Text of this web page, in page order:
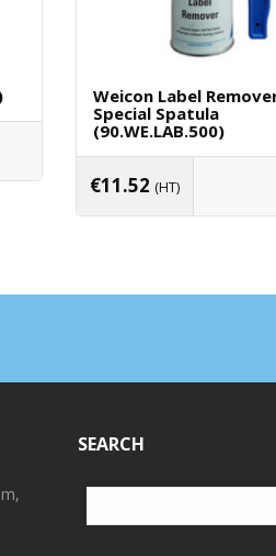
Weicon Label
Special Spatula
(90.WE.LAB.500)
€11.52 (HT)
SEARCH